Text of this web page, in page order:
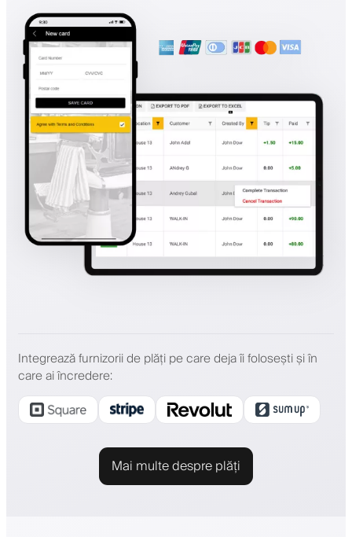
Integrează furnizorii de plăți pe care deja îi folosești și în
care ai încredere:
Mai multe despre plăți